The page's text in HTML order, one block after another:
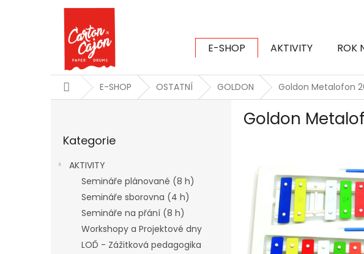
E-SHOP AKTIVITY ROK
DomůE-SHOP OSTATNÍ GOLDON Goldon Metalofon
kategorie
Kategorie
AKTIVITY
Semináře plánované (8 h)
Semináře sborovna (4 h)
Semináře na přání (8 h)
Workshopy a Projektové dny
LOĎ - Zážitková pedagogika
Goldon